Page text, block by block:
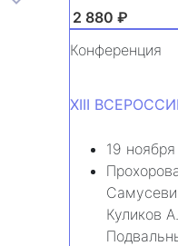
от 2 880 ₽
Конференция
XIII
19 ноября
Куликов